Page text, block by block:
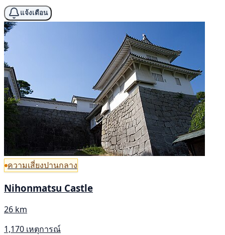
แจ้งเตือน
ความเสี่ยงปานกลาง
Nihonmatsu Castle
26 km
1,170 เหตุการณ์